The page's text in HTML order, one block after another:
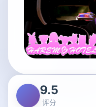
9.5
评分